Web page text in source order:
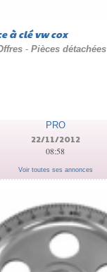
à clé vw cox
- Pièces détachées
PRO
22/11/2012
08:58
Voir toutes ses annonces